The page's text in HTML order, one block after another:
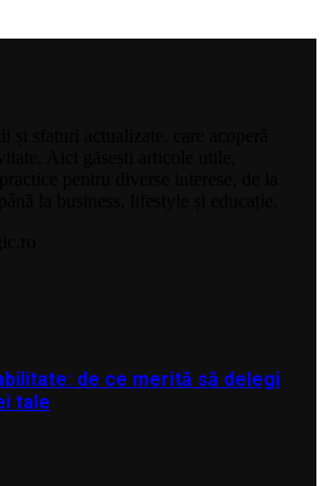
de ce merită să delegi
tale